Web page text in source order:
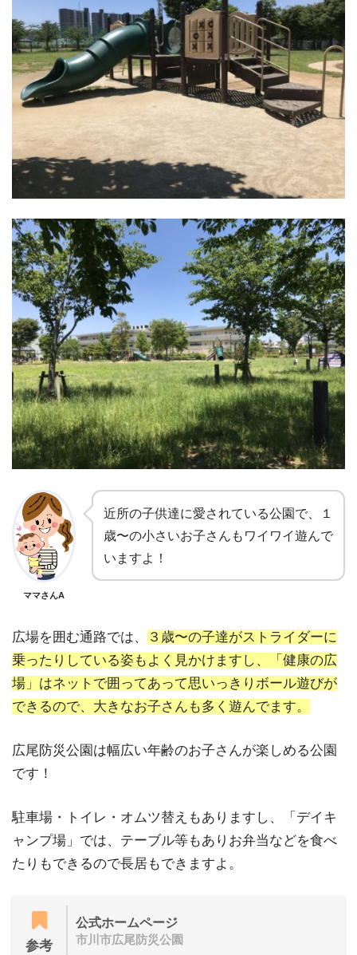
ママさんA
近所の子供達に愛されている公園で、１
歳〜の小さいお子さんもワイワイ遊んで
いますよ！
広場を囲む通路では、
３歳〜の子達がストライダーに
乗ったりしている姿もよく見かけますし、「健康の広
場」はネットで囲ってあって思いっきりボール遊びが
できるので、大きなお子さんも多く遊んでます。
広尾防災公園は幅広い年齢のお子さんが楽しめる公園
です！
駐車場・トイレ・オムツ替えもありますし、「デイキ
ャンプ場」では、テーブル等もありお弁当などを食べ
たりもできるので長居もできますよ。
参考
公式ホームページ
市川市広尾防災公園